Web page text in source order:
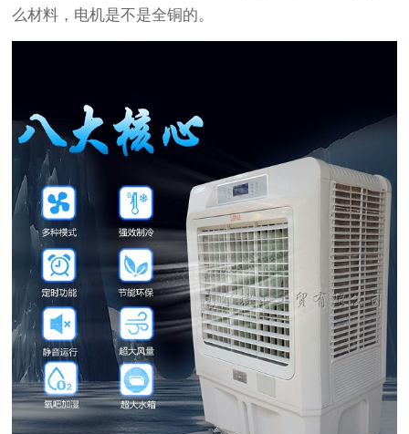
么材料，电机是不是全铜的。